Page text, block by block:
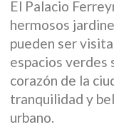
El Palacio
hermosos
pueden ser
espacios verdes
corazón de la
tranquilidad y
urbano.